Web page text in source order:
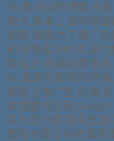
外,和讯网的博客,也
要大,基本上是不需
博客,就是为了赚广
和讯博客的时候,那
钵溢,比做网站都要
以,我是在很早的时
博客上放广告,好像,
常重要的就是
其大部分都用来放置
博客也都支持放置阿